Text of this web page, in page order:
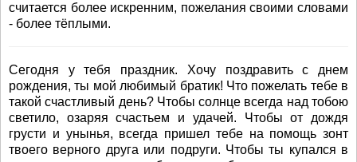
считается более искренним, пожелания своими словами
- более тёплыми.
Сегодня у тебя праздник. Хочу поздравить с днем
рождения, ты мой любимый братик! Что пожелать тебе в
такой счастливый день? Чтобы солнце всегда над тобою
светило, озаряя счастьем и удачей. Чтобы от дождя
грусти и унынья, всегда пришел тебе на помощь зонт
твоего верного друга или подруги. Чтобы ты купался в